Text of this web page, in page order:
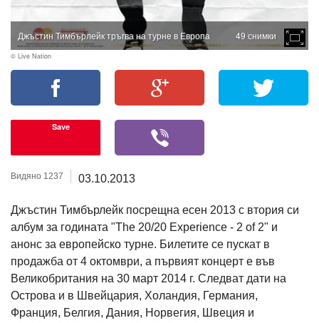
Джъстин Тимбърлейк тръгва на турне в Европа 49 снимки
© Live Nation
Save
Видяно 1237 03.10.2013
Джъстин Тимбърлейк посрещна есен 2013 с втория си
албум за годината "The 20/20 Experience - 2 of 2" и
анонс за европейско турне. Билетите се пускат в
продажба от 4 октомври, а първият концерт е във
Великобритания на 30 март 2014 г. Следват дати на
Острова и в Швейцария, Холандия, Германия,
Франция, Белгия, Дания, Норвегия, Швеция и